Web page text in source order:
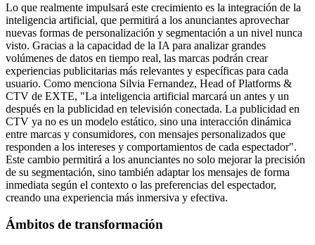
Lo que realmente impulsará este crecimiento es la integración de la
inteligencia artificial, que permitirá a los anunciantes aprovechar
nuevas formas de personalización y segmentación a un nivel nunca
visto. Gracias a la capacidad de la IA para analizar grandes
volúmenes de datos en tiempo real, las marcas podrán crear
experiencias publicitarias más relevantes y específicas para cada
usuario. Como menciona Silvia Fernandez, Head of Platforms &
CTV de EXTE, "La inteligencia artificial marcará un antes y un
después en la publicidad en televisión conectada. La publicidad en
CTV ya no es un modelo estático, sino una interacción dinámica
entre marcas y consumidores, con mensajes personalizados que
responden a los intereses y comportamientos de cada espectador".
Este cambio permitirá a los anunciantes no solo mejorar la precisión
de su segmentación, sino también adaptar los mensajes de forma
inmediata según el contexto o las preferencias del espectador,
creando una experiencia más inmersiva y efectiva.
Ámbitos de transformación